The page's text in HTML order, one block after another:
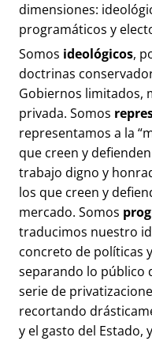
dimensiones:
programáticos y
Somos ideológicos,
doctrinas
Gobiernos limitados,
privada. Somos
representamos a la
que creen y
trabajo digno y
los que creen y
mercado. Somos
traducimos nuestro
concreto de políticas
separando lo público
serie de
recortando
y el gasto del Estado,